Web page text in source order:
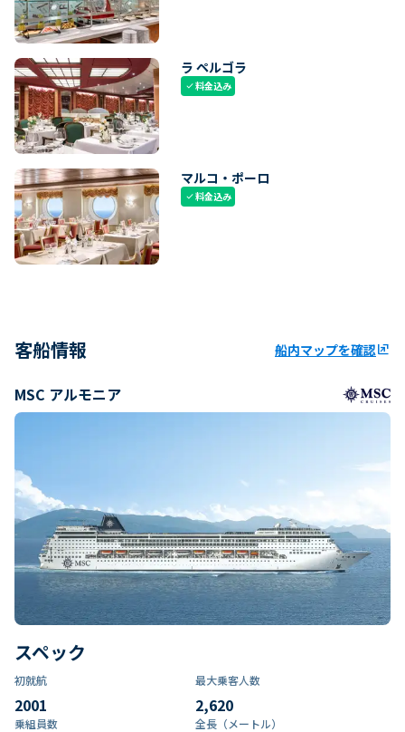
ラ ペルゴラ
check料金込み
マルコ・ポーロ
check料金込み
客船情報 船内マップを確認ungroup
MSC アルモニア
スペック
初就航
2001
最大乗客人数
2,620
乗組員数​ 全長（メートル）